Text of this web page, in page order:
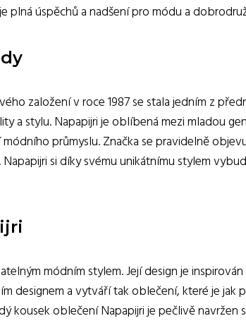
plná úspěchů a nadšení pro módu a
založení v roce 1987 se stala jedním z
a stylu. Napapijri je oblíbená mezi mladou
průmyslu. Značka se pravidelně
si díky svému unikátnímu stylem
módním stylem. Její design je
designem a vytváří tak oblečení, které je jak
kousek oblečení Napapijri je pečlivě navržen